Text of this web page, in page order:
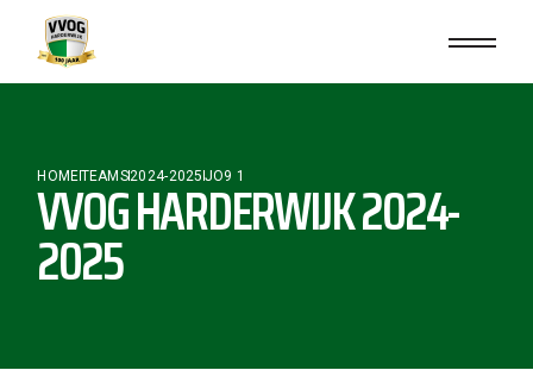
HOMETEAMS2024-2025 JO9 1
VVOG HARDERWIJK 2024-
2025